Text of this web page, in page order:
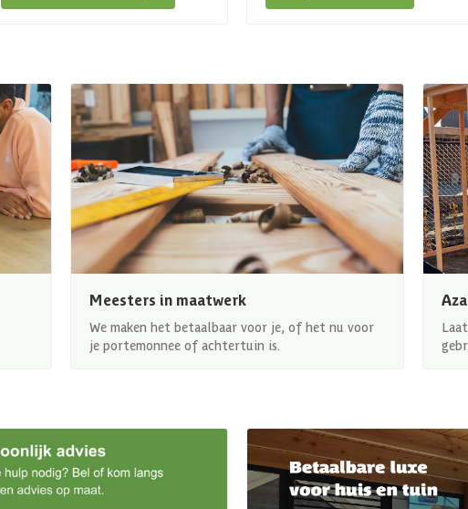
Meesters in maatwerk
We maken het betaalbaar voor je, of het nu voor
je portemonnee of achtertuin is.